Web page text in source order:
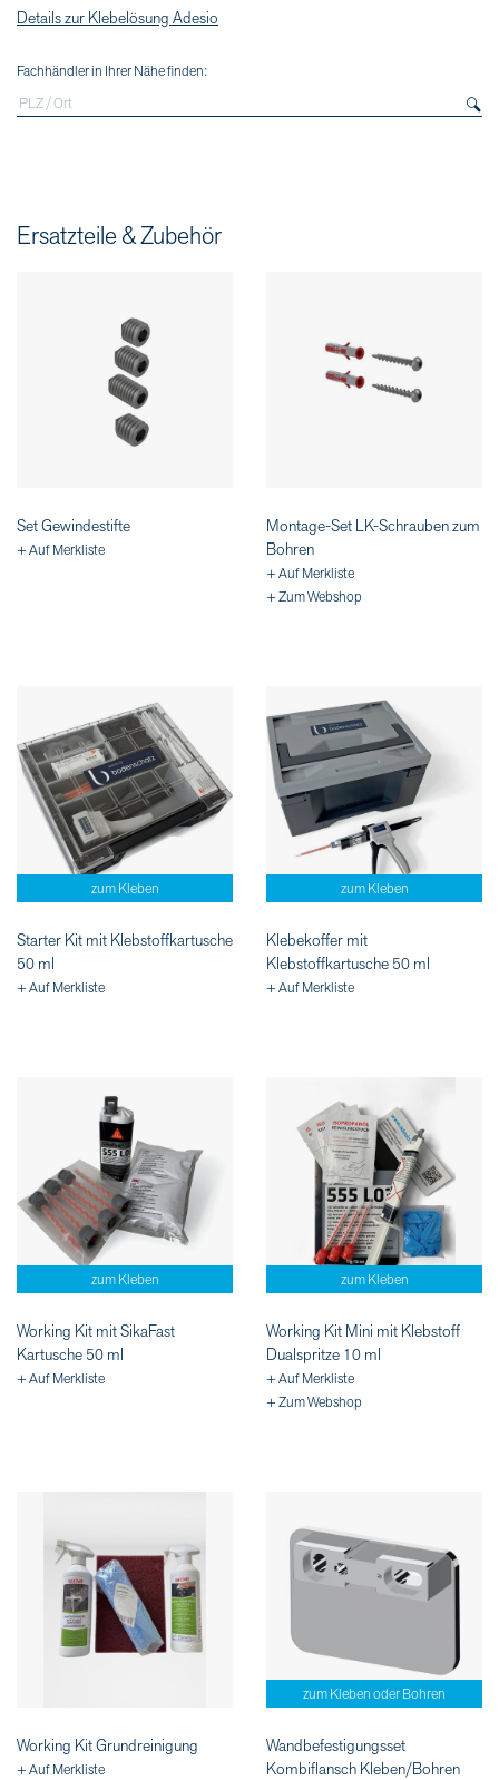
Details zur Klebelösung Adesio
Fachhändler in Ihrer Nähe finden:
Ersatzteile & Zubehör
Set Gewindestifte
+ Auf Merkliste
Montage-Set LK-Schrauben zum
Bohren
+ Auf Merkliste
+ Zum Webshop
zum Kleben
Starter Kit mit Klebstoffkartusche
50 ml
+ Auf Merkliste
zum Kleben
Klebekoffer mit
Klebstoffkartusche 50 ml
+ Auf Merkliste
zum Kleben
Working Kit mit SikaFast
Kartusche 50 ml
+ Auf Merkliste
zum Kleben
Working Kit Mini mit Klebstoff
Dualspritze 10 ml
+ Auf Merkliste
+ Zum Webshop
Working Kit Grundreinigung
+ Auf Merkliste
zum Kleben oder Bohren
Wandbefestigungsset
Kombiflansch Kleben/Bohren